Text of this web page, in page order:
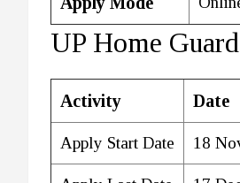
UP Home
Activity Date
Apply Start Date 18